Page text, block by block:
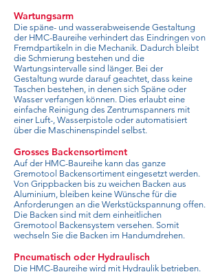
Wartungsarm
Die späne- und wasserabweisende Gestaltung
der HMC-Baureihe verhindert das Eindringen von
Fremdpartikeln in die Mechanik. Dadurch bleibt
die Schmierung bestehen und die
Wartungsintervalle sind länger. Bei der
Gestaltung wurde darauf geachtet, dass keine
Taschen bestehen, in denen sich Späne oder
Wasser verfangen können. Dies erlaubt eine
einfache Reinigung des Zentrumspanners mit
einer Luft-, Wasserpistole oder automatisiert
über die Maschinenspindel selbst.
Grosses Backensortiment
Auf der HMC-Baureihe kann das ganze
Gremotool Backensortiment eingesetzt werden.
Von Grippbacken bis zu weichen Backen aus
Aluminium, bleiben keine Wünsche für die
Anforderungen an die Werkstückspannung offen.
Die Backen sind mit dem einheitlichen
Gremotool Backensystem versehen. Somit
wechseln Sie die Backen im Handumdrehen.
Pneumatisch oder Hydraulisch
Die HMC-Baureihe wird mit Hydraulik betrieben.